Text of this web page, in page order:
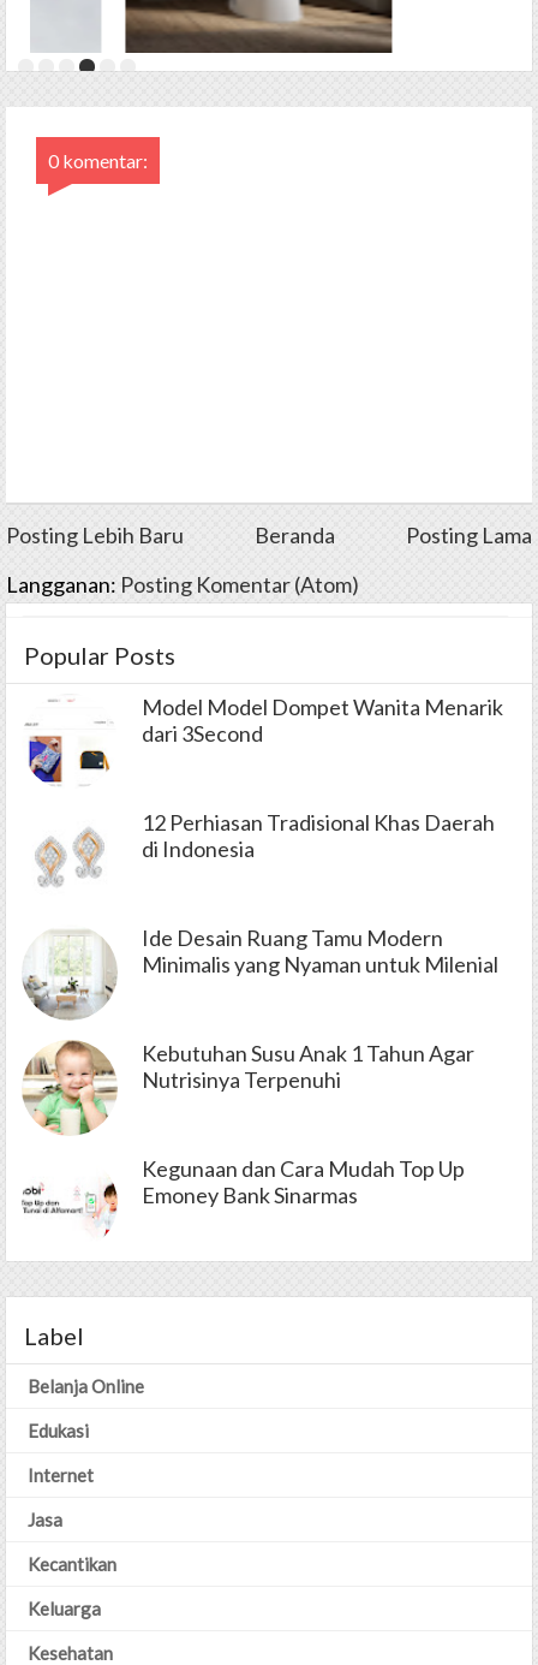
0 komentar:
Posting Lebih Baru Beranda
Posting Lama
Langganan: Posting Komentar (Atom)
Popular Posts
Model Model Dompet Wanita Menarik
dari 3Second
12 Perhiasan Tradisional Khas Daerah
di Indonesia
Ide Desain Ruang Tamu Modern
Minimalis yang Nyaman untuk Milenial
Kebutuhan Susu Anak 1 Tahun Agar
Nutrisinya Terpenuhi
Kegunaan dan Cara Mudah Top Up
Emoney Bank Sinarmas
Label
Belanja Online
Edukasi
Internet
Jasa
Kecantikan
Keluarga
Kesehatan